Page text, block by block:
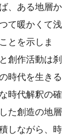
、ある地層か
て暖かくて浅
とを示しま
創作活動は刹
時代を生きる
時代解釈の確
た創造の地層
しながら、時